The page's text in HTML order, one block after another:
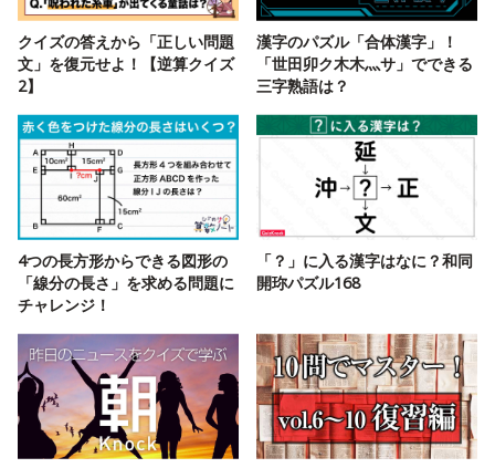
クイズの答えから「正しい問題
文」を復元せよ！【逆算クイズ
2】
漢字のパズル「合体漢字」！
「世田卯ク木木灬サ」でできる
三字熟語は？
4つの長方形からできる図形の
「線分の長さ」を求める問題に
チャレンジ！
「？」に入る漢字はなに？和同
開珎パズル168